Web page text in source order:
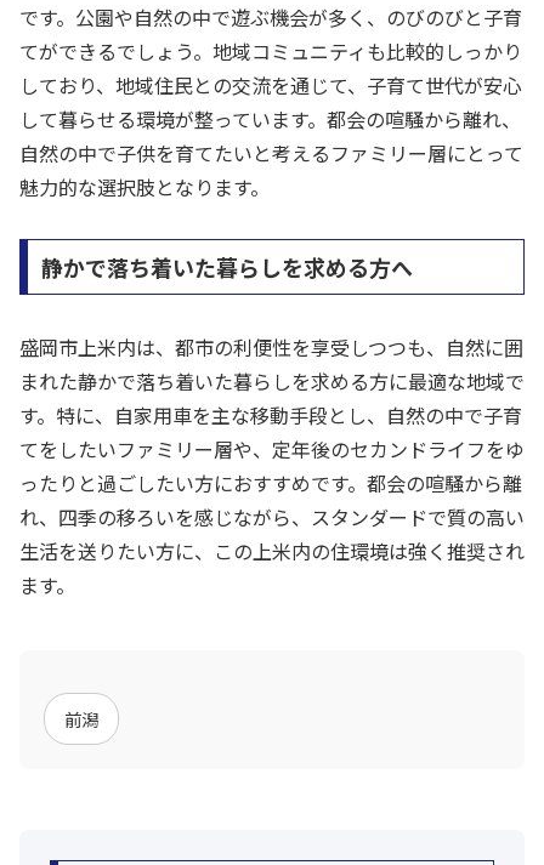
です。公園や自然の中で遊ぶ機会が多く、のびのびと子育
てができるでしょう。地域コミュニティも比較的しっかり
しており、地域住民との交流を通じて、子育て世代が安心
して暮らせる環境が整っています。都会の喧騒から離れ、
自然の中で子供を育てたいと考えるファミリー層にとって
魅力的な選択肢となります。
静かで落ち着いた暮らしを求める方へ
盛岡市上米内は、都市の利便性を享受しつつも、自然に囲
まれた静かで落ち着いた暮らしを求める方に最適な地域で
す。特に、自家用車を主な移動手段とし、自然の中で子育
てをしたいファミリー層や、定年後のセカンドライフをゆ
ったりと過ごしたい方におすすめです。都会の喧騒から離
れ、四季の移ろいを感じながら、スタンダードで質の高い
生活を送りたい方に、この上米内の住環境は強く推奨され
ます。
前潟